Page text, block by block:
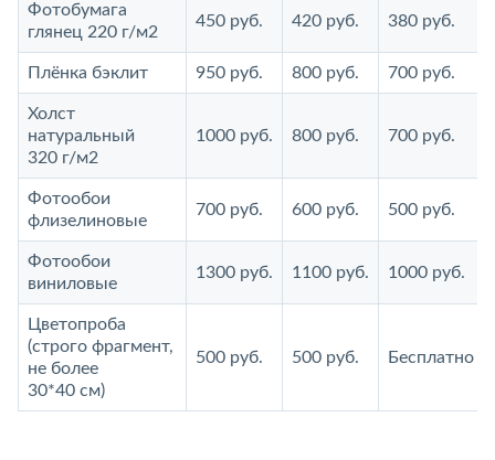
Фотобумага
глянец 220 г/м2
450 руб. 420 руб. 380 руб.
Плёнка бэклит 950 руб. 800 руб. 700 руб.
Холст
натуральный
320 г/м2
1000 руб. 800 руб. 700 руб.
Фотообои
флизелиновые
700 руб. 600 руб. 500 руб.
Фотообои
виниловые
1300 руб. 1100 руб. 1000 руб.
Цветопроба
(строго фрагмент,
не более
30*40 см)
500 руб. 500 руб. Бесплатно